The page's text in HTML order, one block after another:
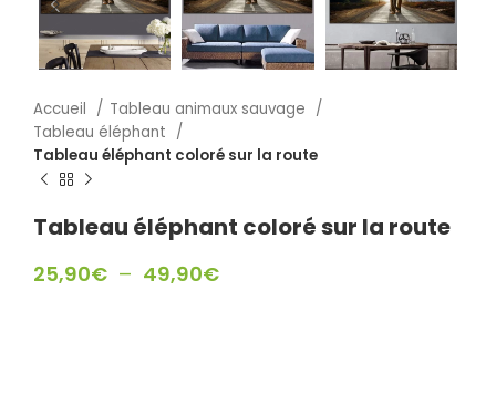
Accueil
Tableau animaux sauvage
Tableau éléphant
Tableau éléphant coloré sur la route
Tableau éléphant coloré sur la route
25,90€ – 49,90€